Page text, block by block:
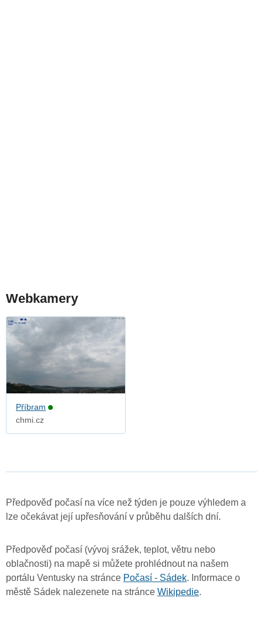
Webkamery
Příbram
chmi.cz
Předpověď počasí na více než týden je pouze výhledem a
lze očekávat její upřesňování v průběhu dalších dní.
Předpověď počasí (vývoj srážek, teplot, větru nebo
oblačnosti) na mapě si můžete prohlédnout na našem
portálu Ventusky na stránce Počasí - Sádek. Informace o
městě Sádek nalezenete na stránce Wikipedie.